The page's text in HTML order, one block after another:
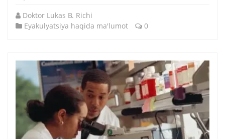
Doktor Lukas B. Richi
Eyakulyatsiya haqida ma'lumot
0